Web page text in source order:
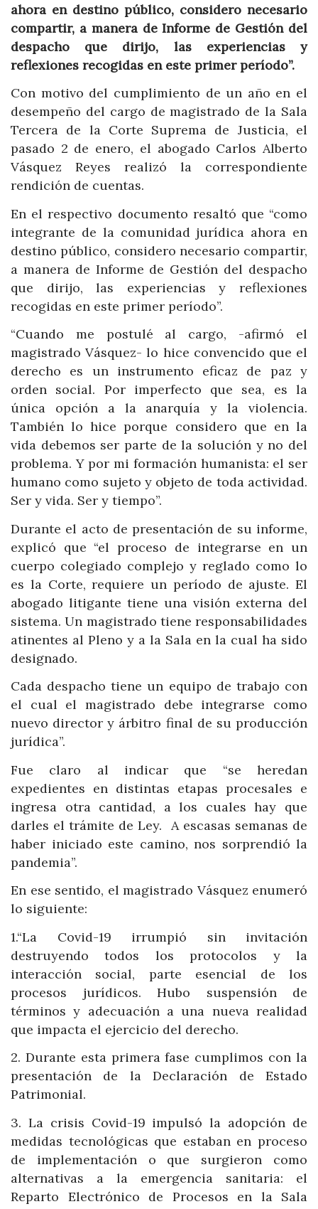
ahora en destino público, considero necesario
compartir, a manera de Informe de Gestión del
despacho que dirijo, las experiencias y
reflexiones recogidas en este primer período”.
Con motivo del cumplimiento de un año en el
desempeño del cargo de magistrado de la Sala
Tercera de la Corte Suprema de Justicia, el
pasado 2 de enero, el abogado Carlos Alberto
Vásquez Reyes realizó la correspondiente
rendición de cuentas.
En el respectivo documento resaltó que “como
integrante de la comunidad jurídica ahora en
destino público, considero necesario compartir,
a manera de Informe de Gestión del despacho
que dirijo, las experiencias y reflexiones
recogidas en este primer período”.
“Cuando me postulé al cargo, -afirmó el
magistrado Vásquez- lo hice convencido que el
derecho es un instrumento eficaz de paz y
orden social. Por imperfecto que sea, es la
única opción a la anarquía y la violencia.
También lo hice porque considero que en la
vida debemos ser parte de la solución y no del
problema. Y por mi formación humanista: el ser
humano como sujeto y objeto de toda actividad.
Ser y vida. Ser y tiempo”.
Durante el acto de presentación de su informe,
explicó que “el proceso de integrarse en un
cuerpo colegiado complejo y reglado como lo
es la Corte, requiere un período de ajuste. El
abogado litigante tiene una visión externa del
sistema. Un magistrado tiene responsabilidades
atinentes al Pleno y a la Sala en la cual ha sido
designado.
Cada despacho tiene un equipo de trabajo con
el cual el magistrado debe integrarse como
nuevo director y árbitro final de su producción
jurídica”.
Fue claro al indicar que “se heredan
expedientes en distintas etapas procesales e
ingresa otra cantidad, a los cuales hay que
darles el trámite de Ley.
A escasas semanas de
haber iniciado este camino, nos sorprendió la
pandemia”.
En ese sentido, el magistrado Vásquez enumeró
lo siguiente:
1.“La Covid-19 irrumpió sin invitación
destruyendo todos los protocolos y la
interacción social, parte esencial de los
procesos jurídicos. Hubo suspensión de
términos y adecuación a una nueva realidad
que impacta el ejercicio del derecho.
2. Durante esta primera fase cumplimos con la
presentación de la Declaración de Estado
Patrimonial.
3. La crisis Covid-19 impulsó la adopción de
medidas tecnológicas que estaban en proceso
de implementación o que surgieron como
alternativas a la emergencia sanitaria: el
Reparto Electrónico de Procesos en la Sala